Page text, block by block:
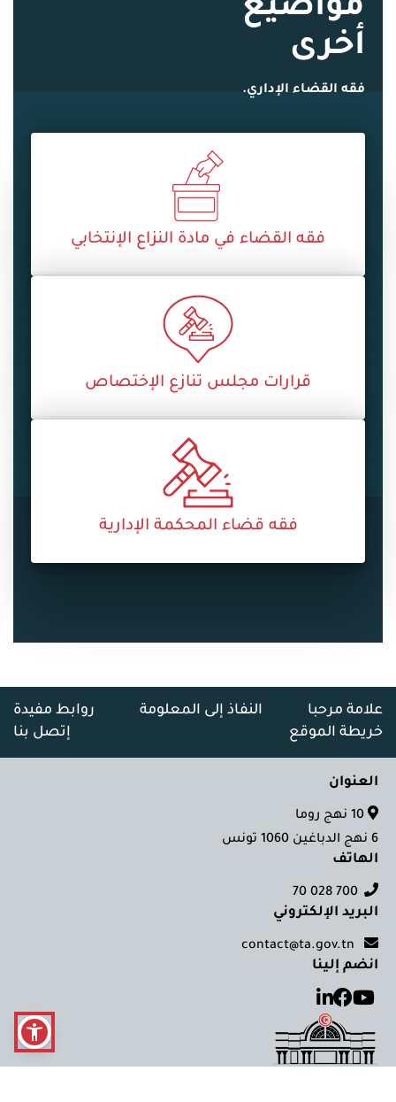
مواضيع
أخرى
فقه القضاء الإداري.
فقه القضاء في مادة النزاع الإنتخابي
قرارات مجلس تنازع الإختصاص
فقه قضاء المحكمة الإدارية
علامة مرحبا النفاذ إلى المعلومة
روابط مفيدة
خريطة الموقع
إتصل بنا
العنوان
6 نهج الدباغين 1060 تونس
الهاتف
700 028 70
البريد الإلكتروني
انضم إلينا